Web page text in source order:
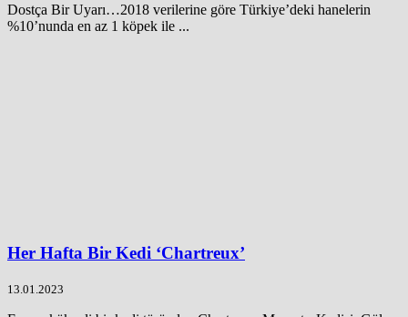
Dostça Bir Uyarı…2018 verilerine göre Türkiye’deki hanelerin
%10’nunda en az 1 köpek ile ...
Her Hafta Bir Kedi ‘Chartreux’
13.01.2023